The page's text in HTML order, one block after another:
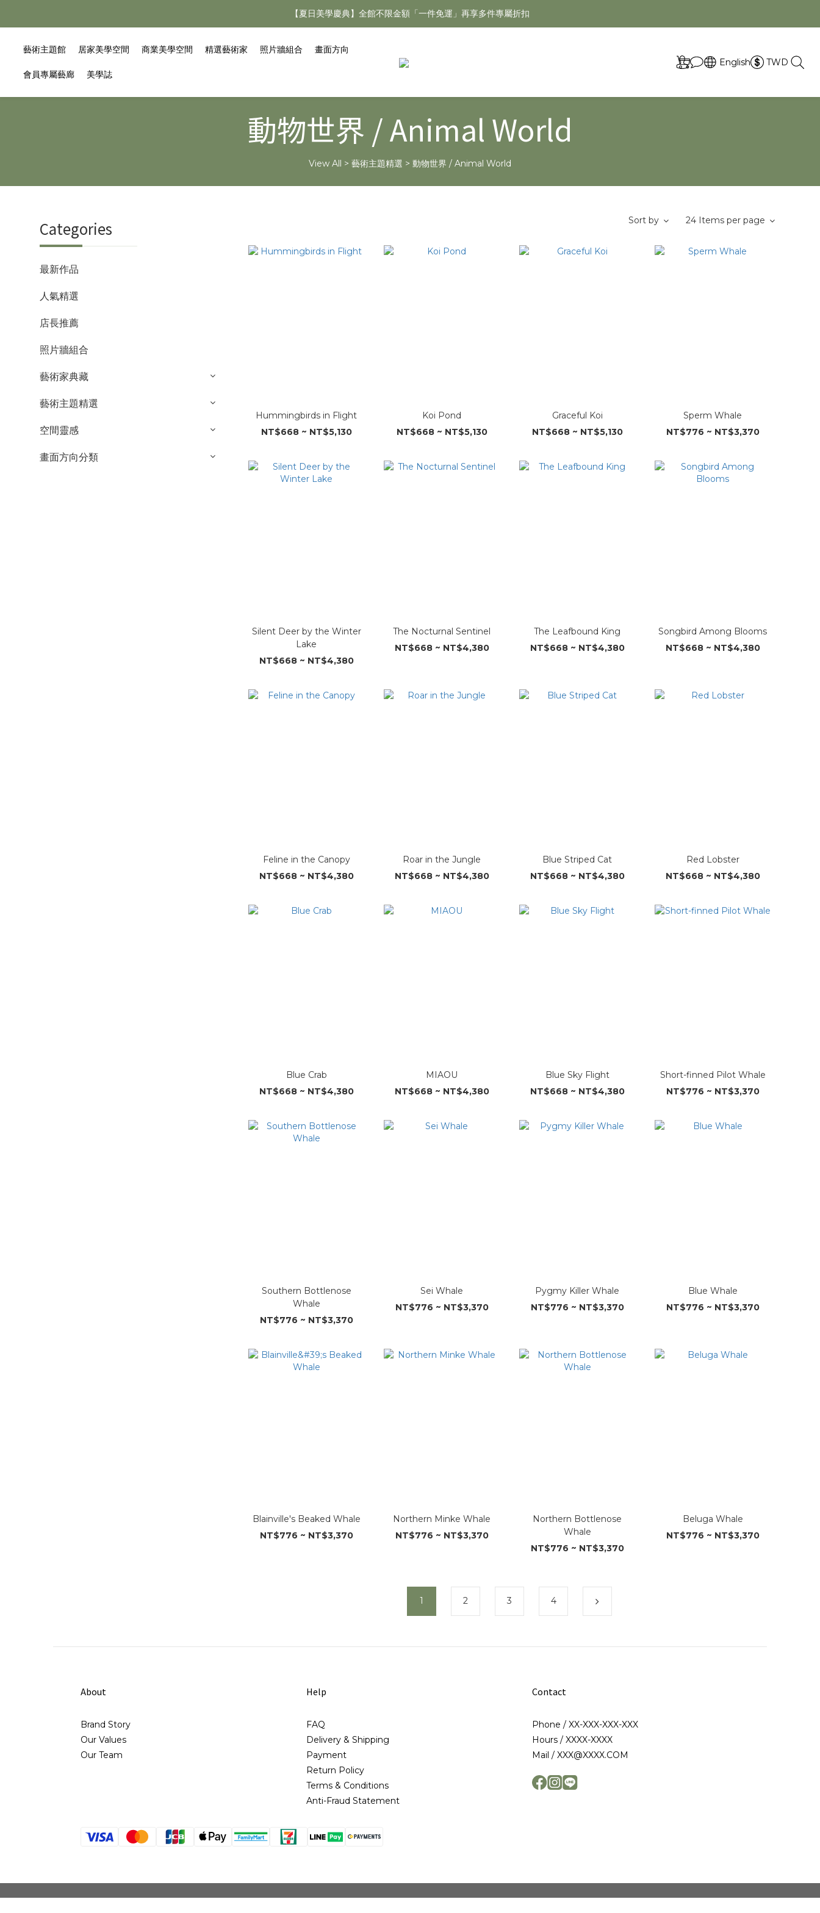
【夏日美學慶典】全館不限金額「一件免運」再享多件專屬折扣
【夏日美學慶典】全館不限金額「一件免運」再享多件專屬折扣
【夏日美學慶典】全館不限金額「一件免運」再享多件專屬折扣
藝術主題館 居家美學空間 商業美學空間 精選藝術家 照片牆組合 畫面方向
會員專屬藝廊 美學誌
English TWD
動物世界 / Animal World
View All > 藝術主題精選 > 動物世界 / Animal World
Categories
最新作品
人氣精選
店長推薦
照片牆組合
藝術家典藏
藝術主題精選
空間靈感
畫面方向分類
Sort by 24 Items per page
Hummingbirds in Flight
NT$668 ~ NT$5,130
Koi Pond
NT$668 ~ NT$5,130
Graceful Koi
NT$668 ~ NT$5,130
Sperm Whale
NT$776 ~ NT$3,370
Silent Deer by the Winter
Lake
NT$668 ~ NT$4,380
The Nocturnal Sentinel
NT$668 ~ NT$4,380
The Leafbound King
NT$668 ~ NT$4,380
Songbird Among Blooms
NT$668 ~ NT$4,380
Feline in the Canopy
NT$668 ~ NT$4,380
Roar in the Jungle
NT$668 ~ NT$4,380
Blue Striped Cat
NT$668 ~ NT$4,380
Red Lobster
NT$668 ~ NT$4,380
Blue Crab
NT$668 ~ NT$4,380
MIAOU
NT$668 ~ NT$4,380
Blue Sky Flight
NT$668 ~ NT$4,380
Short-finned Pilot Whale
NT$776 ~ NT$3,370
Southern Bottlenose
Whale
NT$776 ~ NT$3,370
Sei Whale
NT$776 ~ NT$3,370
Pygmy Killer Whale
NT$776 ~ NT$3,370
Blue Whale
NT$776 ~ NT$3,370
Blainville's Beaked Whale
NT$776 ~ NT$3,370
Northern Minke Whale
NT$776 ~ NT$3,370
Northern Bottlenose
Whale
NT$776 ~ NT$3,370
Beluga Whale
NT$776 ~ NT$3,370
1 2 3 4
About
Brand Story
Our Values
Our Team
Help
FAQ
Delivery & Shipping
Payment
Return Policy
Terms & Conditions
Anti-Fraud Statement
Contact
Phone / XX-XXX-XXX-XXX
Hours / XXXX-XXXX
Mail / XXX@XXXX.COM